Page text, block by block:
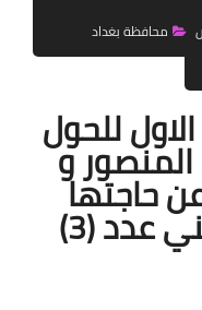
العامة
محافظة بغداد
للحول
و
حاجتها
عدد (3)